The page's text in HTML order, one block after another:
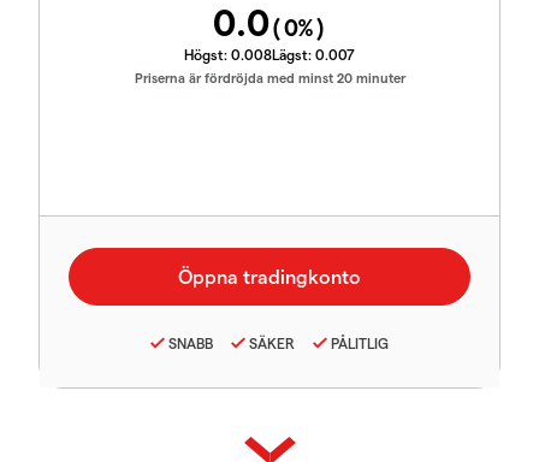
0.0(0%)
Högst: 0.008Lägst: 0.007
Priserna är fördröjda med minst 20 minuter
SNABB SÄKER PÅLITLIG